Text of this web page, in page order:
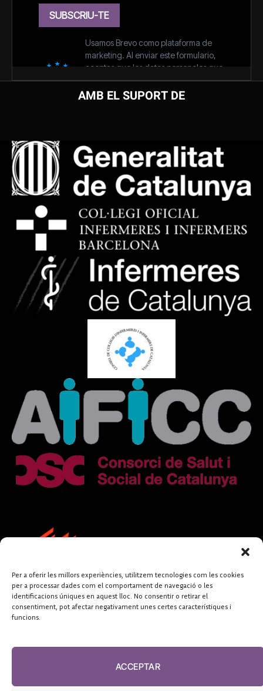
Per a oferir les millors experiències, utilitzem tecnologies com les cookies
per a processar dades com el comportament de navegació o les
identificacions úniques en aquest lloc. No consentir o retirar el
consentiment, pot afectar negativament unes certes característiques i
funcions.
ACCEPTAR
AMB EL SUPORT DE
FUNDACIÓ